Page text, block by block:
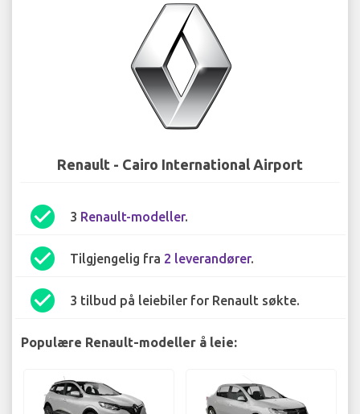
Renault - Cairo International Airport
check_circle 3 Renault-modeller.
check_circle Tilgjengelig fra 2 leverandører.
check_circle 3 tilbud på leiebiler for Renault søkte.
Populære Renault-modeller å leie: